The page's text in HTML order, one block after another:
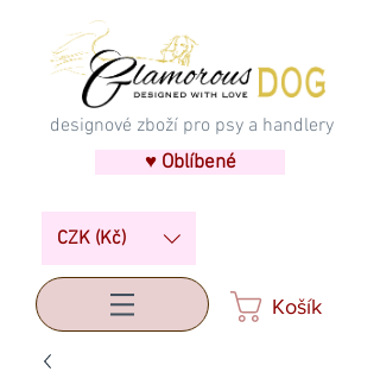
designové zboží pro psy a handlery
♥ Oblíbené
CZK (Kč)
Košík